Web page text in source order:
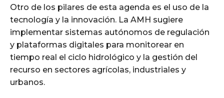
Otro de los pilares de esta agenda es el uso de la
tecnología y la innovación. La AMH sugiere
implementar sistemas autónomos de regulación
y plataformas digitales para monitorear en
tiempo real el ciclo hidrológico y la gestión del
recurso en sectores agrícolas, industriales y
urbanos.